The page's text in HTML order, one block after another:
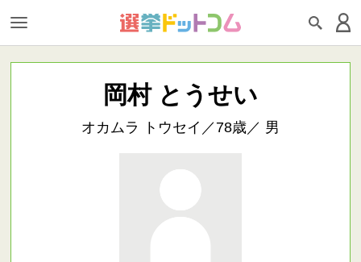
岡村 とうせい
オカムラ トウセイ／78歳／ 男